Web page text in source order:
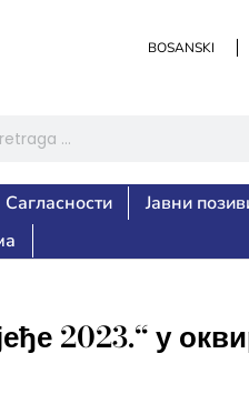
BOSANSKI
Сагласности Јавни
2023.“ у